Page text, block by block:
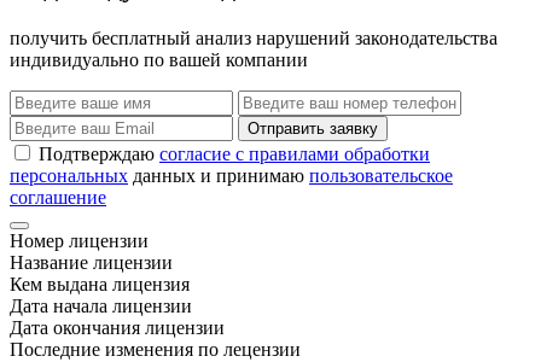
получить бесплатный анализ нарушений законодательства
индивидуально по вашей компании
Отправить заявку
Подтверждаю согласие с правилами обработки
персональных данных и принимаю пользовательское
соглашение
Номер лицензии
Название лицензии
Кем выдана лицензия
Дата начала лицензии
Дата окончания лицензии
Последние изменения по лецензии